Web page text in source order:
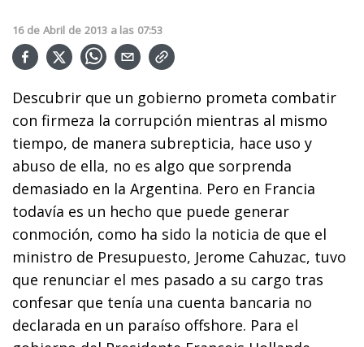
16 de Abril de 2013 a las 07:53
Descubrir que un gobierno prometa combatir
con firmeza la corrupción mientras al mismo
tiempo, de manera subrepticia, hace uso y
abuso de ella, no es algo que sorprenda
demasiado en la Argentina. Pero en Francia
todavía es un hecho que puede generar
conmoción, como ha sido la noticia de que el
ministro de Presupuesto, Jerome Cahuzac, tuvo
que renunciar el mes pasado a su cargo tras
confesar que tenía una cuenta bancaria no
declarada en un paraíso offshore. Para el